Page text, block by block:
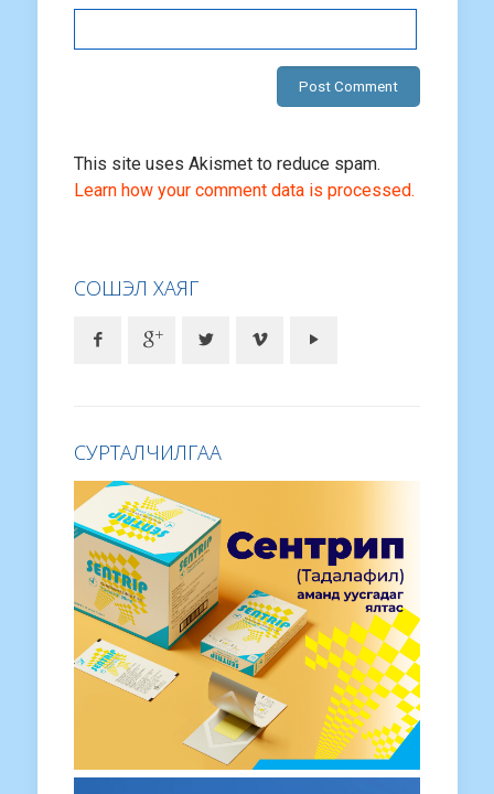
This site uses Akismet to reduce spam.
Learn how your comment data is processed.
СОШЭЛ ХАЯГ
СУРТАЛЧИЛГАА